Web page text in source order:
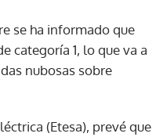
se ha informado que
categoría 1, lo que va a
nubosas sobre
(Etesa), prevé que